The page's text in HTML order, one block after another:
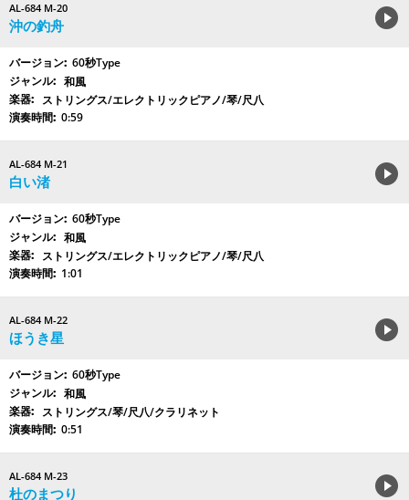
AL-684 M-20
沖の釣舟
60秒Type
和風
ストリングス/エレクトリックピアノ/琴/尺八
0:59
AL-684 M-21
白い渚
60秒Type
和風
ストリングス/エレクトリックピアノ/琴/尺八
1:01
AL-684 M-22
ほうき星
60秒Type
和風
ストリングス/琴/尺八/クラリネット
0:51
AL-684 M-23
杜のまつり